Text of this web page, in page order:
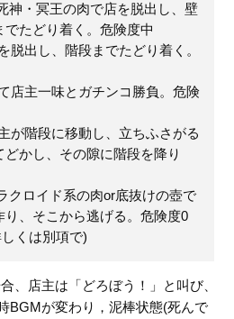
神・冥王の肉で店を脱出し、壁
たどり着く。危険度中
脱出し、階段までたどり着く。
店主一味とガチンコ勝負。危険
が階段に移動し、立ちふさがる
かし、その隙に階段を降り
クロイド系の肉or底抜けの壺で
り、そこから逃げる。危険度0
くは別項で)
、店主は「どろぼう！」と叫び、
BGMが変わり，泥棒状態(死んで